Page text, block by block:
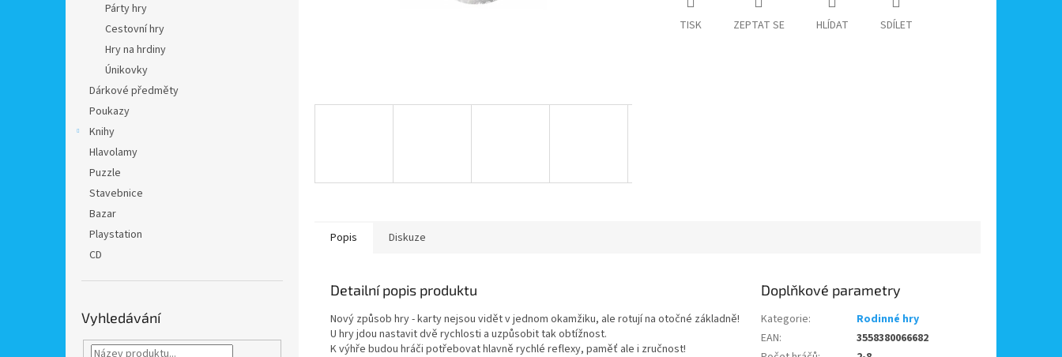
Párty hry
Cestovní hry
Hry na hrdiny
Únikovky
Dárkové předměty
Poukazy
Knihy
Hlavolamy
Puzzle
Stavebnice
Bazar
Playstation
CD
Vyhledávání
TISK ZEPTAT SE HLÍDAT SDÍLET
Popis Diskuze
Detailní popis produktu
Nový způsob hry - karty nejsou vidět v jednom okamžiku, ale rotují na otočné základně!
U hry jdou nastavit dvě rychlosti a uzpůsobit tak obtížnost.
K výhře budou hráči potřebovat hlavně rychlé reflexy, paměť ale i zručnost!
Doplňkové parametry
Kategorie:
Rodinné hry
EAN:
3558380066682